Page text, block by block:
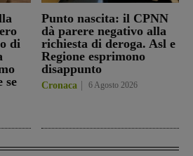
di
se
Punto nascita: il CPNN
dà parere negativo alla
richiesta di deroga. Asl e
Regione esprimono
disappunto
Cronaca 6 Agosto 2026